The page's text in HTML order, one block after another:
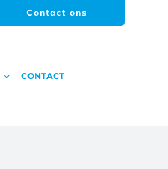
Contact ons
CONTACT